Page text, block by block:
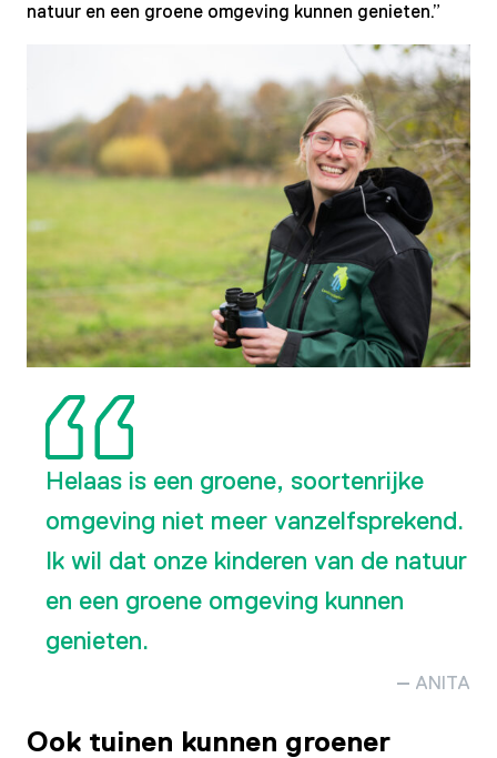
natuur en een groene omgeving kunnen genieten.”
Helaas is een groene, soortenrijke
omgeving niet meer vanzelfsprekend.
Ik wil dat onze kinderen van de natuur
en een groene omgeving kunnen
genieten.
ANITA
Ook tuinen kunnen groener